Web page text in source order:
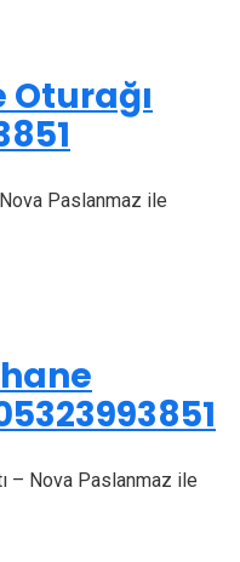
Paslanmaz ile
– Nova Paslanmaz ile